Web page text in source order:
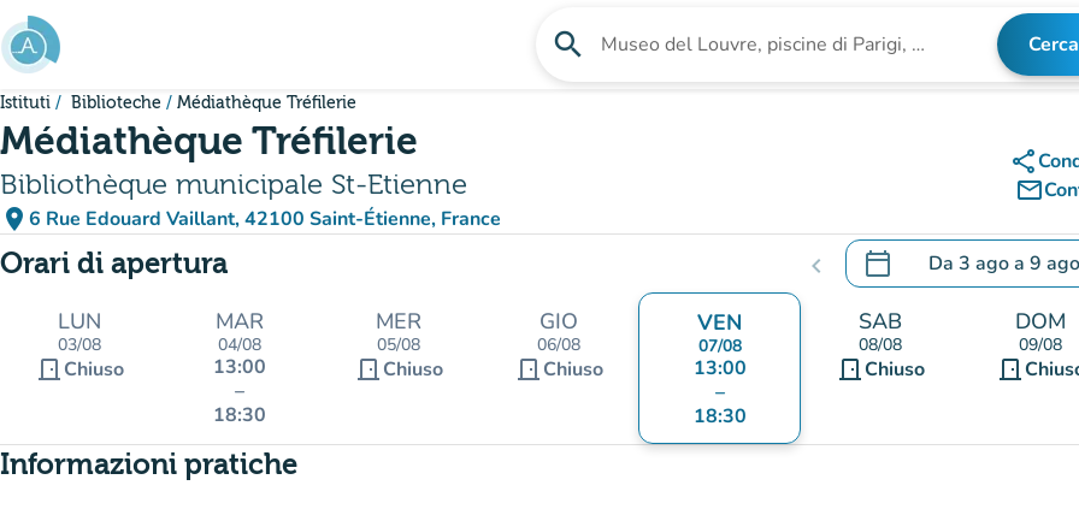
Vai al contenuto principale
search Cerca una struttura Cerca
Istituti Biblioteche Médiathèque Tréfilerie
Médiathèque Tréfilerie
Bibliothèque municipale St-Etienne
place 6 Rue Edouard Vaillant, 42100 Saint-Étienne, France
(apri in Google Maps)
(nuova scheda)
share
mail_outline
Orari di apertura chevron_left calendar_today Da 3 agoa 9 ago
.Aprire il calendario per
LUN
03/08
door_front Chiuso
MAR
04/08
13:00
–
18:30
MER
05/08
door_front Chiuso
GIO
06/08
door_front Chiuso
VEN
07/08
13:00
–
18:30
SAB
08/08
door_frontChiuso
DOM
09/08
door_front
Informazioni pratiche